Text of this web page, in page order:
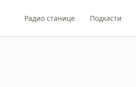
Радио станице Подкасти